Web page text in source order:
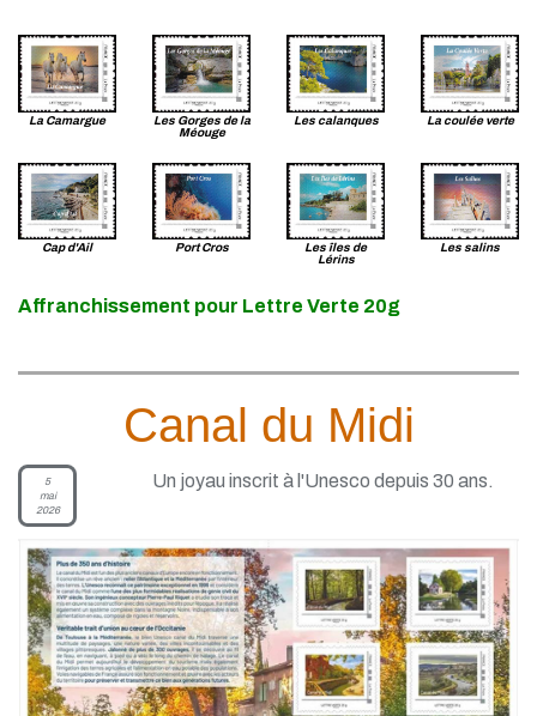
La Camargue
Les Gorges de la
Méouge
Les calanques La coulée verte
Cap d'Ail Port Cros
Les îles de
Lérins
Les salins
Affranchissement pour Lettre Verte 20g
Canal du Midi
5
mai
2026
Un joyau inscrit à l'Unesco depuis 30 ans.